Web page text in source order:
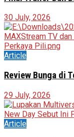
30 July, 2026
Article
Review Bunga di
29 July, 2026
Article